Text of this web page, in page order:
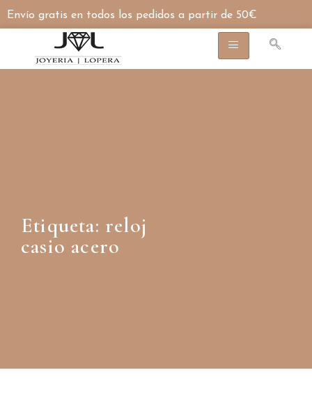
Envío gratis en todos los pedidos a partir de 50€
Etiqueta: reloj
casio acero